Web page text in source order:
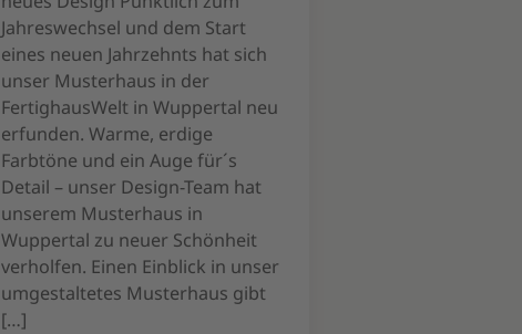
Jahreswechsel und dem Start
eines neuen Jahrzehnts hat sich
unser Musterhaus in der
FertighausWelt in Wuppertal neu
erfunden. Warme, erdige
Farbtöne und ein Auge für´s
Detail – unser Design-Team hat
unserem Musterhaus in
Wuppertal zu neuer Schönheit
verholfen. Einen Einblick in unser
umgestaltetes Musterhaus gibt
[…]